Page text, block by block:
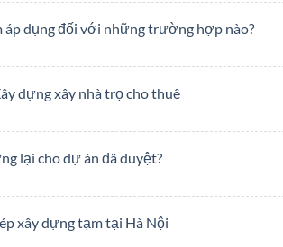
áp dụng đối với những trường hợp nào?
dựng xây nhà trọ cho thuê
lại cho dự án đã duyệt?
xây dựng tạm tại Hà Nội